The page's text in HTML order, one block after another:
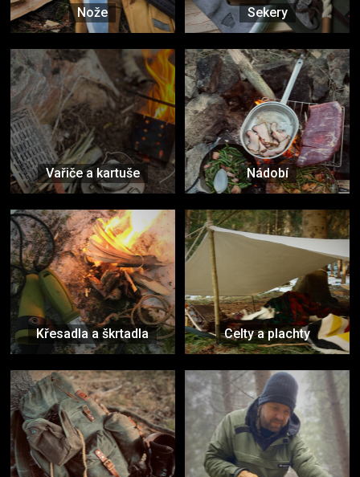
Nože Sekery
Vařiče a kartuše Nádobí
Křesadla a škrtadla Celty a plachty